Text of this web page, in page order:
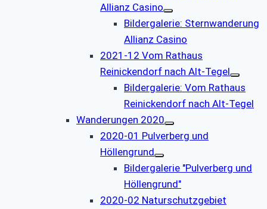
Allianz Casino
Bildergalerie: Sternwanderung
Allianz Casino
2021-12 Vom Rathaus
Reinickendorf nach Alt-Tegel
Bildergalerie: Vom Rathaus
Reinickendorf nach Alt-Tegel
Wanderungen 2020
2020-01 Pulverberg und
Höllengrund
Bildergalerie "Pulverberg und
Höllengrund"
2020-02 Naturschutzgebiet